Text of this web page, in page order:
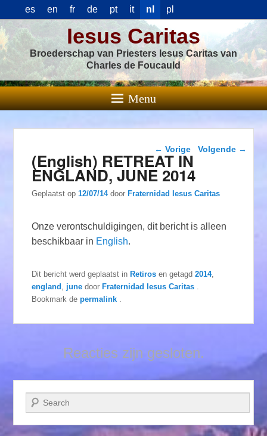
es en fr de pt it nl pl
Iesus Caritas
Broederschap van Priesters Iesus Caritas van
Charles de Foucauld
Menu
Berichtnavigatie
← Vorige Volgende →
(English) RETREAT IN
ENGLAND, JUNE 2014
Geplaatst op12/07/14 doorFraternidad Iesus Caritas
Onze verontschuldigingen, dit bericht is alleen
beschikbaar in English.
Dit bericht werd geplaatst inRetiros en getagd2014,
england
june doorFraternidad Iesus Caritas
Bookmark depermalink
Reacties zijn gesloten.
Zoeken